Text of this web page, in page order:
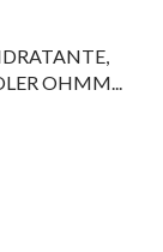
OHMM...